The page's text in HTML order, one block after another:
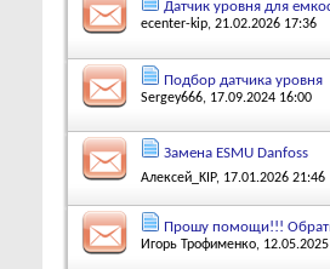
Датчик уровня для
ecenter-kip, 21.02.2026 17:36
Подбор датчика уровня
Sergey666, 17.09.2024 16:00
Замена ESMU Danfoss
Алексей_KIP, 17.01.2026 21:46
Прошу помощи!!!
Игорь Трофименко,